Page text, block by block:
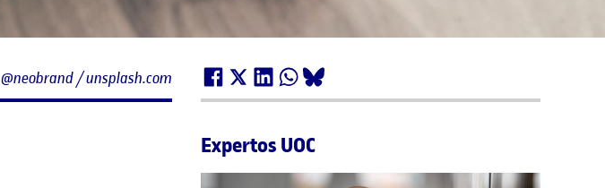
@neobrand / unsplash.com
Expertos UOC